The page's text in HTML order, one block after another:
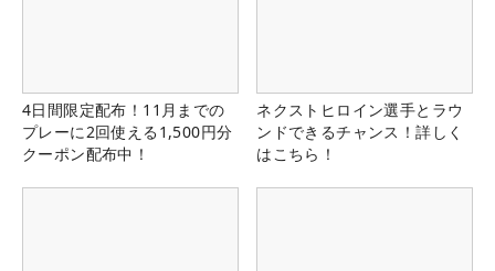
4日間限定配布！11月までの
プレーに2回使える1,500円分
クーポン配布中！
ネクストヒロイン選手とラウ
ンドできるチャンス！詳しく
はこちら！